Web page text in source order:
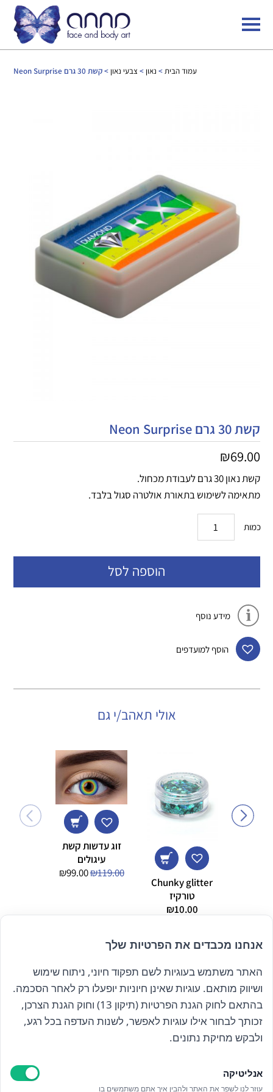
עמוד הבית> נאון > צבעי נאון > קשת 30 גרם Neon Surprise
קשת 30 גרם Neon Surprise
₪69.00
קשת נאון 30 גרם לעבודת מכחול.
מתאימה לשימוש בתאורת אולטרה סגול בלבד.
כמות
הוספה לסל
מידע נוסף
הוסף למועדפים
אולי תאהב/י גם
Chunky glitter
טורקיז
₪10.00
זוג עדשות קשת
עיגולים
₪119.00
המחיר
₪119.00.
₪99.00
₪99.00.
הרשם לניוזלטר שלנו
קראתי ואני מאשר/ת את
אנחנו מכבדים את הפרטיות שלך
האתר משתמש בעוגיות לשם תפקוד חיוני, ניתוח שימוש
ושיווק מותאם. עוגיות שאינן חיוניות יופעלו רק לאחר הסכמה.
בהתאם לחוק הגנת הפרטיות (תיקון 13) וחוק הגנת הצרכן,
זכותך לבחור אילו עוגיות לאפשר, לשנות העדפה בכל רגע,
ולבקש מחיקת נתונים.
אנליטיקה
עוזר לנו לשפר את האתר ולהבין איך אתם משתמשים בו